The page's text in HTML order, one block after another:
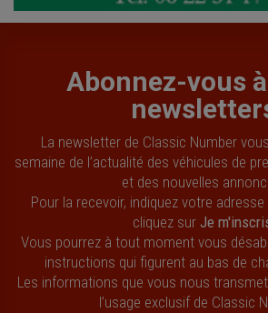
Abonnez-vous
La newsletter de Classic Number
semaine de l’actualité des véhicules de
et des nouvelles
Pour la recevoir, indiquez votre
cliquez sur Je
Vous pourrez à tout moment vous
instructions qui figurent au bas de
Les informations que vous nous
l’usage exclusif de Classic